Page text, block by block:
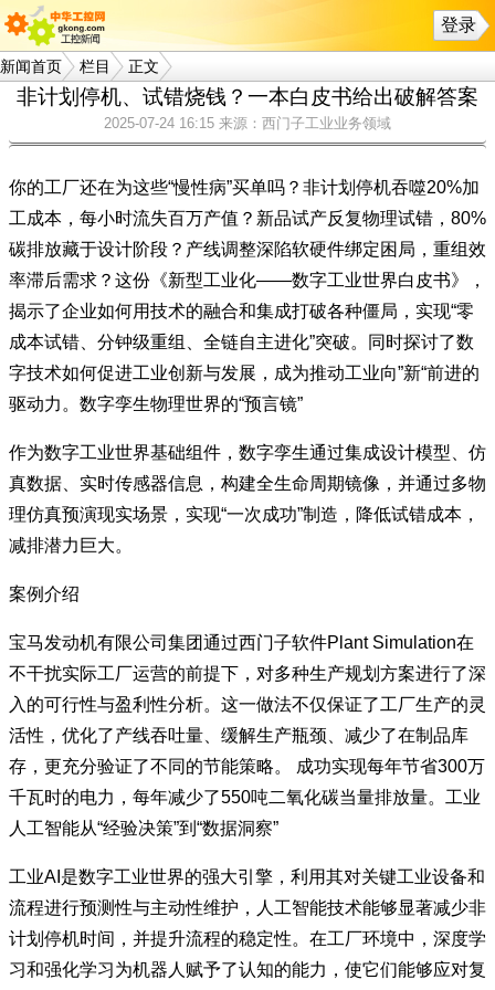
登录
新闻首页 栏目 正文
非计划停机、试错烧钱？一本白皮书给出破解答案
2025-07-24 16:15 来源：西门子工业业务领域
你的工厂还在为这些“慢性病”买单吗？非计划停机吞噬20%加
工成本，每小时流失百万产值？新品试产反复物理试错，80%
碳排放藏于设计阶段？产线调整深陷软硬件绑定困局，重组效
率滞后需求？这份《新型工业化——数字工业世界白皮书》，
揭示了企业如何用技术的融合和集成打破各种僵局，实现“零
成本试错、分钟级重组、全链自主进化”突破。同时探讨了数
字技术如何促进工业创新与发展，成为推动工业向”新“前进的
驱动力。数字孪生物理世界的“预言镜”
作为数字工业世界基础组件，数字孪生通过集成设计模型、仿
真数据、实时传感器信息，构建全生命周期镜像，并通过多物
理仿真预演现实场景，实现“一次成功”制造，降低试错成本，
减排潜力巨大。
案例介绍
宝马发动机有限公司集团通过西门子软件Plant Simulation在
不干扰实际工厂运营的前提下，对多种生产规划方案进行了深
入的可行性与盈利性分析。这一做法不仅保证了工厂生产的灵
活性，优化了产线吞吐量、缓解生产瓶颈、减少了在制品库
存，更充分验证了不同的节能策略。 成功实现每年节省300万
千瓦时的电力，每年减少了550吨二氧化碳当量排放量。工业
人工智能从“经验决策”到“数据洞察”
工业AI是数字工业世界的强大引擎，利用其对关键工业设备和
流程进行预测性与主动性维护，人工智能技术能够显著减少非
计划停机时间，并提升流程的稳定性。在工厂环境中，深度学
习和强化学习为机器人赋予了认知的能力，使它们能够应对复